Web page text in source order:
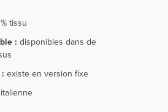
tissu
: disponibles dans de
existe en version fixe
italienne